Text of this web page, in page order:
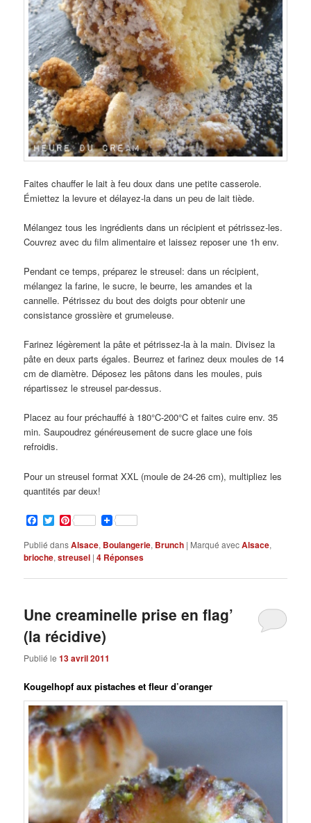
Faites chauffer le lait à feu doux dans une petite casserole.
Émiettez la levure et délayez-la dans un peu de lait tiède.
Mélangez tous les ingrédients dans un récipient et pétrissez-les.
Couvrez avec du film alimentaire et laissez reposer une 1h env.
Pendant ce temps, préparez le streusel: dans un récipient,
mélangez la farine, le sucre, le beurre, les amandes et la
cannelle. Pétrissez du bout des doigts pour obtenir une
consistance grossière et grumeleuse.
Farinez légèrement la pâte et pétrissez-la à la main. Divisez la
pâte en deux parts égales. Beurrez et farinez deux moules de 14
cm de diamètre. Déposez les pâtons dans les moules, puis
répartissez le streusel par-dessus.
Placez au four préchauffé à 180°C-200°C et faites cuire env. 35
min. Saupoudrez généreusement de sucre glace une fois
refroidis.
Pour un streusel format XXL (moule de 24-26 cm), multipliez les
quantités par deux!
Facebook
TwitterPinterest
Publié dansAlsace, Boulangerie, Brunch | Marqué avecAlsace,
brioche,streusel |4 Réponses
Une creaminelle prise en flag’
(la récidive)
Publié le13 avril 2011
Kougelhopf aux pistaches et fleur d’oranger